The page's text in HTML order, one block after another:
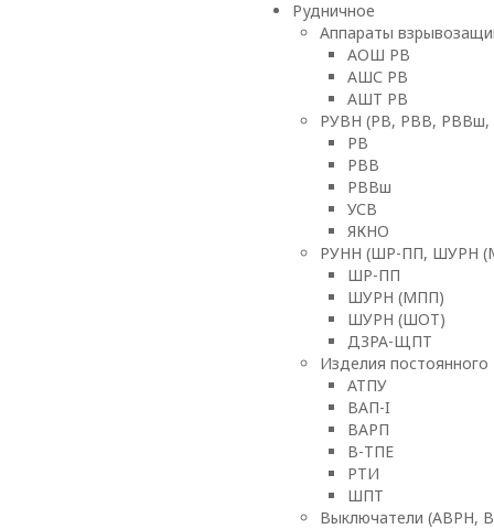
Рудничное
Аппараты
АОШ РВ
АШС РВ
АШТ РВ
РУВН (РВ, РВВ, РВВш,
РВ
РВВ
РВВш
УСВ
ЯКНО
РУНН (ШР-ПП, ШУРН
ШР-ПП
ШУРН (МПП)
ШУРН (ШОТ)
ДЗРА-ЩПТ
Изделия
АТПУ
ВАП-I
ВАРП
В-ТПЕ
РТИ
ШПТ
Выключатели (АВРН,